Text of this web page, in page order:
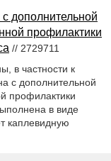
дополнительной
профилактики
// 2729711
в частности к
с дополнительной
профилактики
в виде
каплевидную